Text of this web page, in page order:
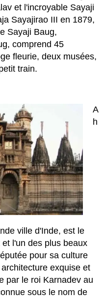
et l'incroyable Sayaji
Sayajirao III en 1879,
Sayaji Baug,
comprend 45
fleurie, deux musées,
train.
A
h
ville d'Inde, est le
l'un des plus beaux
pour sa culture
exquise et
par le roi Karnadev au
sous le nom de